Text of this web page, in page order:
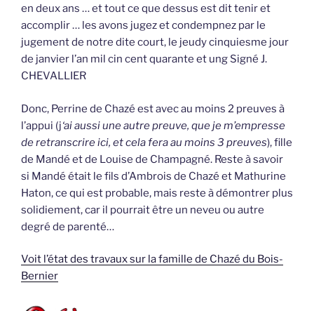
en deux ans … et tout ce que dessus est dit tenir et
accomplir … les avons jugez et condempnez par le
jugement de notre dite court, le jeudy cinquiesme jour
de janvier l’an mil cin cent quarante et ung Signé J.
CHEVALLIER
Donc, Perrine de Chazé est avec au moins 2 preuves à
l’appui (j‘ai aussi une autre preuve, que je m’empresse
de retranscrire ici, et cela fera au moins 3 preuves), fille
de Mandé et de Louise de Champagné. Reste à savoir
si Mandé était le fils d’Ambrois de Chazé et Mathurine
Haton, ce qui est probable, mais reste à démontrer plus
solidiement, car il pourrait être un neveu ou autre
degré de parenté…
Voit l’état des travaux sur la famille de Chazé du Bois-
Bernier